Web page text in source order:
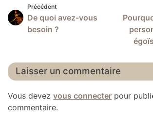
Navigation
de
Précédent
De quoi avez-vous
besoin ?
Laisser un commentaire
Vous devez vous connecter pour
commentaire.